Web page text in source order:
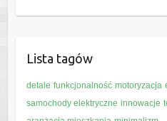
Lista tagów
detale funkcjonalność motoryzacja
samochody elektryczne innowacje